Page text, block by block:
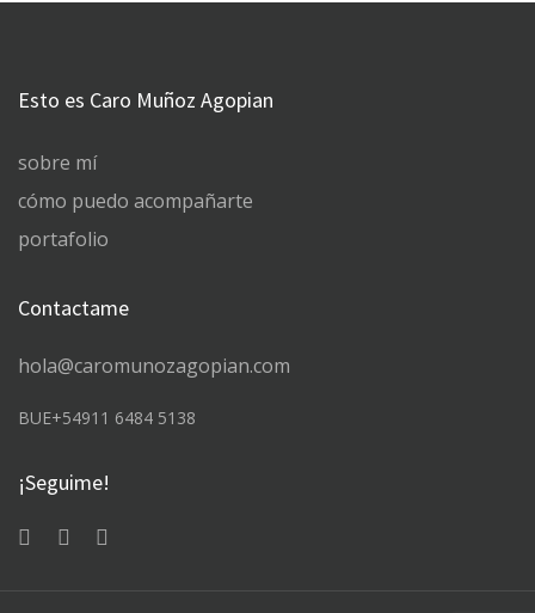
Esto es Caro Muñoz Agopian
sobre mí
cómo puedo acompañarte
portafolio
Contactame
hola@caromunozagopian.com
BUE+54911 6484 5138
¡Seguime!